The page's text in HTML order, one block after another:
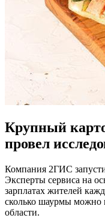
Крупный
провел
Компания 2ГИС
Эксперты сервиса на
зарплатах жителей
сколько шаурмы можно
области.